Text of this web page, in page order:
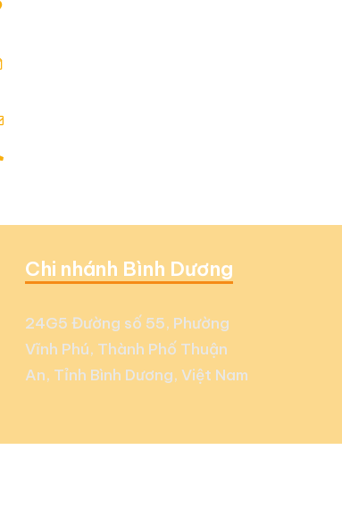
Chi nhánh Bình Dương
24G5 Đường số 55, Phường
Vĩnh Phú, Thành Phố Thuận
An, Tỉnh Bình Dương, Việt Nam